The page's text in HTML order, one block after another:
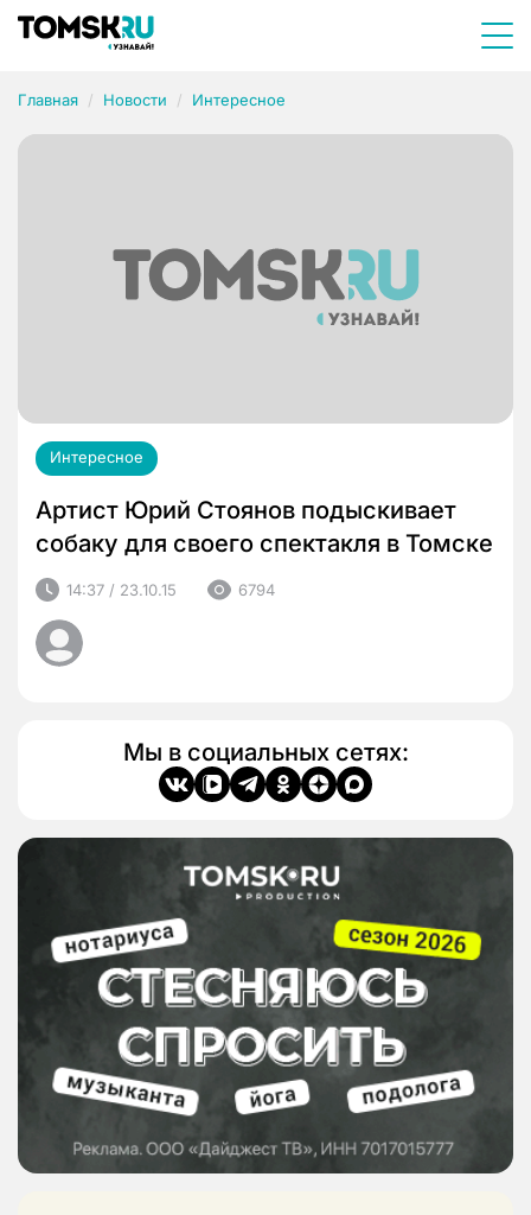
Главная Новости Интересное
Интересное
Артист Юрий Стоянов подыскивает
собаку для своего спектакля в Томске
14:37 / 23.10.15 6794
Мы в социальных сетях: